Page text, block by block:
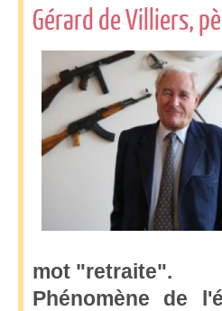
Gérard de Villiers,
mot "retraite".
Phénomène de